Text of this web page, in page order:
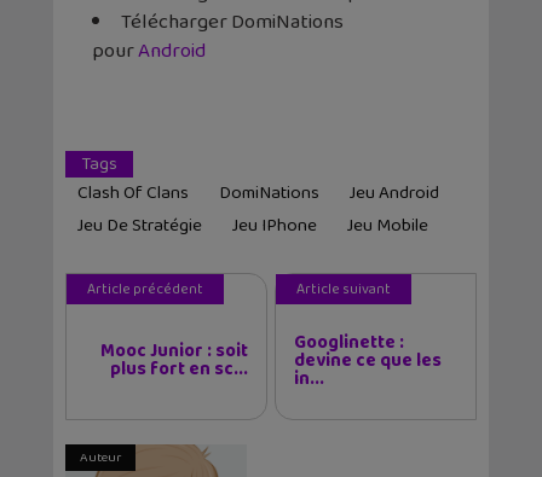
Télécharger DomiNations
pourAndroid
Tags
Clash Of Clans
DomiNations
Jeu Android
Jeu De Stratégie
Jeu IPhone Jeu Mobile
Article précédent
Mooc Junior : soit
plus fort en sc...
Article suivant
Googlinette :
devine ce que les
in...
Auteur